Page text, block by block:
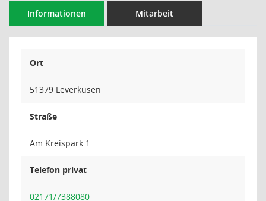
Informationen Mitarbeit
Ort
51379 Leverkusen
Straße
Am Kreispark 1
Telefon privat
02171/7388080